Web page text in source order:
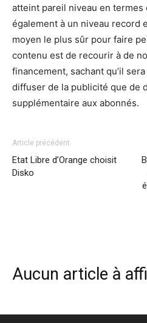
atteint pareil niveau en termes
également à un niveau record
moyen le plus sûr pour faire
contenu est de recourir à de
financement, sachant qu’il
diffuser de la publicité que de
supplémentaire aux abonnés.
Article précédent
Etat Libre d’Orange choisit
Disko
Aucun article à